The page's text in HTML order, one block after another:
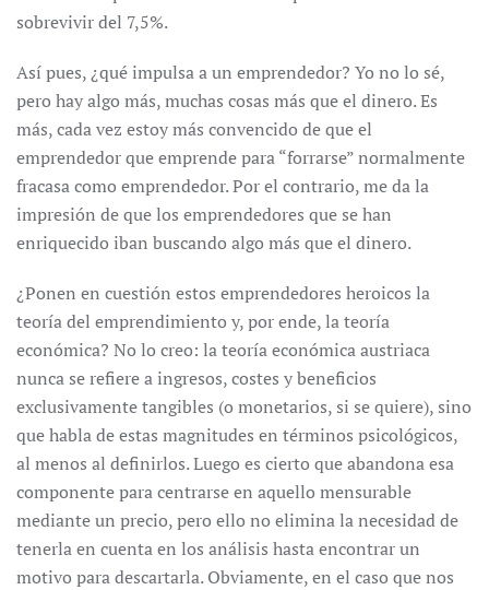
sobrevivir del 7,5%.
Así pues, ¿qué impulsa a un emprendedor? Yo no lo sé,
pero hay algo más, muchas cosas más que el dinero. Es
más, cada vez estoy más convencido de que el
emprendedor que emprende para “forrarse” normalmente
fracasa como emprendedor. Por el contrario, me da la
impresión de que los emprendedores que se han
enriquecido iban buscando algo más que el dinero.
¿Ponen en cuestión estos emprendedores heroicos la
teoría del emprendimiento y, por ende, la teoría
económica? No lo creo: la teoría económica austriaca
nunca se refiere a ingresos, costes y beneficios
exclusivamente tangibles (o monetarios, si se quiere), sino
que habla de estas magnitudes en términos psicológicos,
al menos al definirlos. Luego es cierto que abandona esa
componente para centrarse en aquello mensurable
mediante un precio, pero ello no elimina la necesidad de
tenerla en cuenta en los análisis hasta encontrar un
motivo para descartarla. Obviamente, en el caso que nos